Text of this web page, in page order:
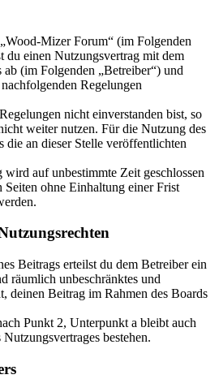
Mizer Forum“ (im Folgenden
du einen Nutzungsvertrag mit dem
ab (im Folgenden „Betreiber“) und
Regelungen
nicht einverstanden bist, so
weiter nutzen. Für die Nutzung des
die an dieser Stelle veröffentlichten
auf unbestimmte Zeit geschlossen
Seiten ohne Einhaltung einer Frist
Beitrags erteilst du dem Betreiber ein
räumlich unbeschränktes und
deinen Beitrag im Rahmen des Boards
Punkt 2, Unterpunkt a bleibt auch
bestehen.